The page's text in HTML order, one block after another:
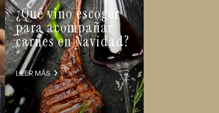
¿Qué vino escoger
para acompañar
carnes en Navidad?
LEER MÁS